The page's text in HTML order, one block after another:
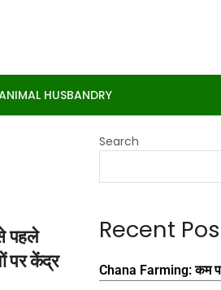
HUSBANDRY
पहले
पर केंद्र
Search
Recent
Chana Farming: कम